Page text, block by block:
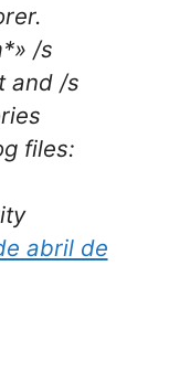
/s
and /s
files:
abril de